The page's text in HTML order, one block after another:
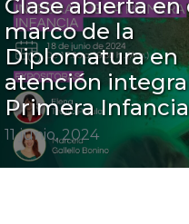
Clase abierta en
marco de la
Diplomatura en
atención
Primera Infancia
11 junio, 2024